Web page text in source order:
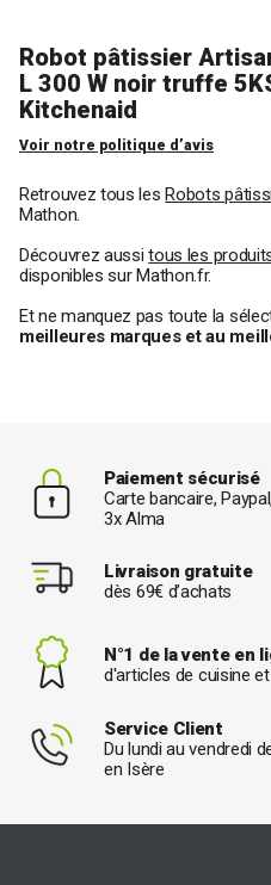
Robot pâtissier
L 300 W noir truffe
Kitchenaid
Voir notre politique d’avis
Retrouvez tous lesRobots
Mathon.
Découvrez aussitous les
disponibles sur Mathon.fr.
Et ne manquez pas toute la
meilleures marques et au
Paiement sécurisé
Carte bancaire,
3x Alma
Livraison gratuite
dès 69€ d’achats
N°1 de la vente en
d'articles de cuisine
Service Client
Du lundi au vendredi
en Isère